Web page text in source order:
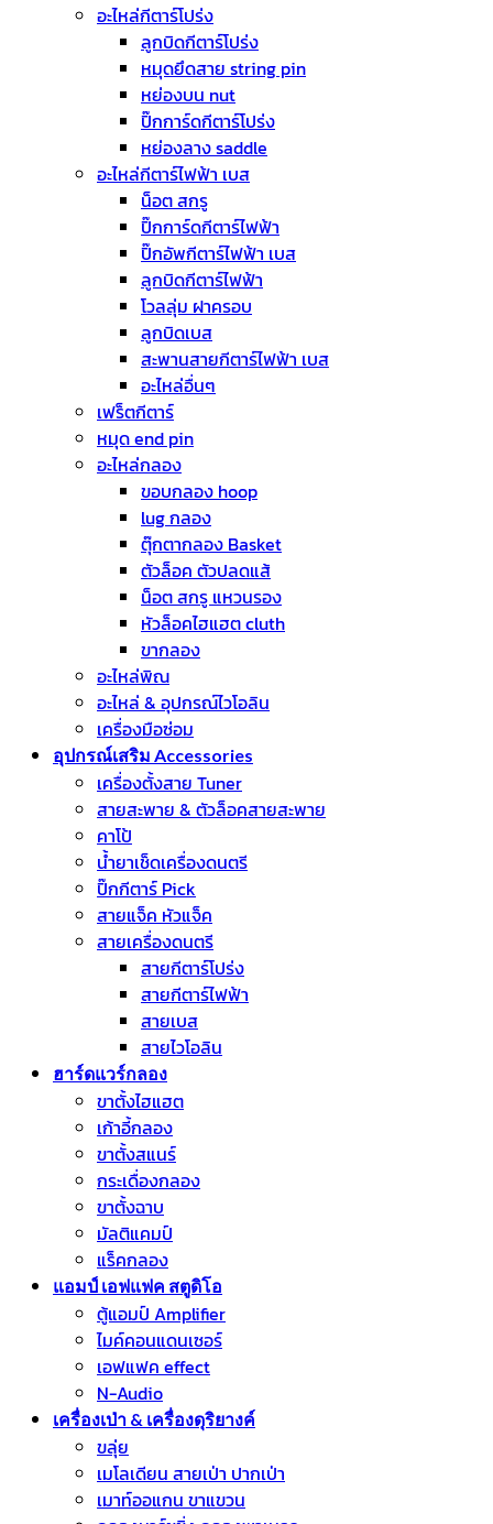
อะไหล่กีตาร์โปร่ง
ลูกบิดกีตาร์โปร่ง
หมุดยึดสาย string pin
หย่องบน nut
ปิ๊กการ์ดกีตาร์โปร่ง
หย่องลาง saddle
อะไหล่กีตาร์ไฟฟ้า เบส
น็อต สกรู
ปิ๊กการ์ดกีตาร์ไฟฟ้า
ปิ๊กอัพกีตาร์ไฟฟ้า เบส
ลูกบิดกีตาร์ไฟฟ้า
โวลลุ่ม ฝาครอบ
ลูกบิดเบส
สะพานสายกีตาร์ไฟฟ้า เบส
อะไหล่อื่นๆ
เฟร็ตกีตาร์
หมุด end pin
อะไหล่กลอง
ขอบกลอง hoop
lug กลอง
ตุ๊กตากลอง Basket
ตัวล็อค ตัวปลดแส้
น็อต สกรู แหวนรอง
หัวล็อคไฮแฮต cluth
ขากลอง
อะไหล่พิณ
อะไหล่ & อุปกรณ์ไวโอลิน
เครื่องมือซ่อม
อุปกรณ์เสริม Accessories
เครื่องตั้งสาย Tuner
สายสะพาย & ตัวล็อคสายสะพาย
คาโป้
น้ำยาเช็ดเครื่องดนตรี
ปิ๊กกีตาร์ Pick
สายแจ็ค หัวแจ็ค
สายเครื่องดนตรี
สายกีตาร์โปร่ง
สายกีตาร์ไฟฟ้า
สายเบส
สายไวโอลิน
ฮาร์ดแวร์กลอง
ขาตั้งไฮแฮต
เก้าอี้กลอง
ขาตั้งสแนร์
กระเดื่องกลอง
ขาตั้งฉาบ
มัลติแคมป์
แร็คกลอง
แอมป์ เอฟแฟค สตูดิโอ
ตู้แอมป์ Amplifier
ไมค์คอนแดนเซอร์
เอฟแฟค effect
N-Audio
เครื่องเป่า & เครื่องดุริยางค์
ขลุ่ย
เมโลเดียน สายเป่า ปากเป่า
เมาท์ออแกน ขาแขวน